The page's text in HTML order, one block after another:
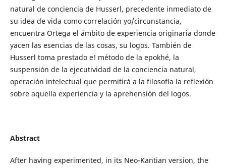
natural de conciencia de Husserl, precedente inmediato de
su idea de vida como correlación yo/circunstancia,
encuentra Ortega el ámbito de experiencia originaria donde
yacen las esencias de las cosas, su logos. También de
Husserl toma prestado e! método de la epokhé, la
suspensión de la ejecutividad de la conciencia natural,
operación intelectual que permitirá a la filosofía la reflexión
sobre aquella experiencia y la aprehensión del logos.
Abstract
After having experimented, in its Neo-Kantian version, the